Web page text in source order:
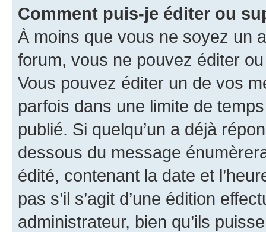
Comment puis-je éditer ou
À moins que vous ne soyez un
forum, vous ne pouvez éditer
Vous pouvez éditer un de vos
parfois dans une limite de
publié. Si quelqu’un a déjà
dessous du message
édité, contenant la date et
pas s’il s’agit d’une édition
administrateur, bien qu’ils